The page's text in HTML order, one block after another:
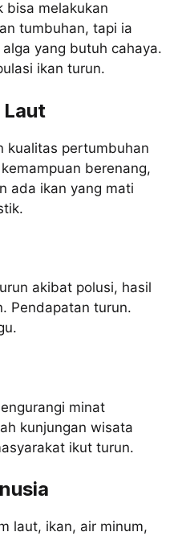
bisa melakukan
tumbuhan, tapi ia
yang butuh cahaya.
ikan turun.
Laut
kualitas pertumbuhan
berenang,
ada ikan yang mati
akibat polusi, hasil
Pendapatan turun.
minat
kunjungan wisata
ikut turun.
laut, ikan, air minum,